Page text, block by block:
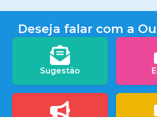
Deseja falar com a
Sugestão